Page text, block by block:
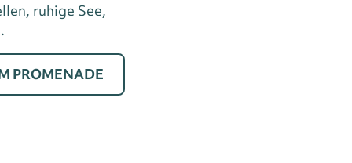
ruhige See,
PROMENADE